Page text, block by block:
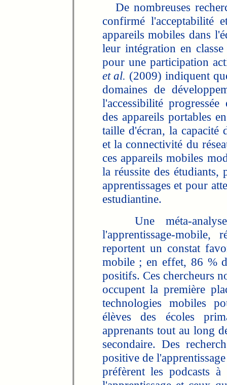
De nombreuses
confirmé l'acceptabilité
appareils mobiles dans
leur intégration en
pour une participation
et al. (2009) indiquent
domaines de
l'accessibilité
des appareils portables
taille d'écran, la capacité
et la connectivité du
ces appareils mobiles
la réussite des
apprentissages et pour
estudiantine.
Une méta-
l'apprentissage-
reportent un constat
mobile ; en effet, 86 %
positifs. Ces chercheurs
occupent la première
technologies mobiles
élèves des écoles
apprenants tout au long
secondaire. Des
positive de
préfèrent les podcasts